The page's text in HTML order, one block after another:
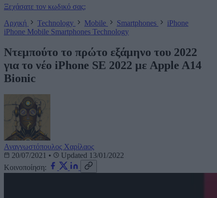
Ξεχάσατε τον κωδικό σας;
Αρχική
Technology Mobile Smartphones
iPhone
iPhone Mobile Smartphones Technology
Ντεμπούτο το πρώτο εξάμηνο του 2022
για το νέο iPhone SE 2022 με Apple A14
Bionic
Αναγνωστόπουλος Χαρίλαος
20/07/2021 •
Updated 13/01/2022
Κοινοποίηση: